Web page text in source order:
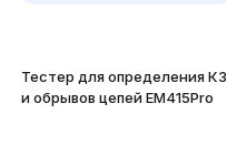
Тестер для определения КЗ
и обрывов цепей EM415Pro